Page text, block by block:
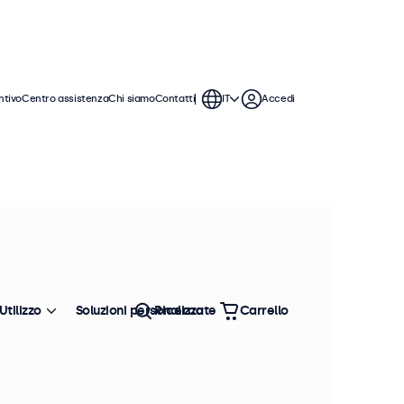
Centro assistenzaChi siamoContatti IT Accedi
Soluzioni personalizzate
Ricerca Carrello